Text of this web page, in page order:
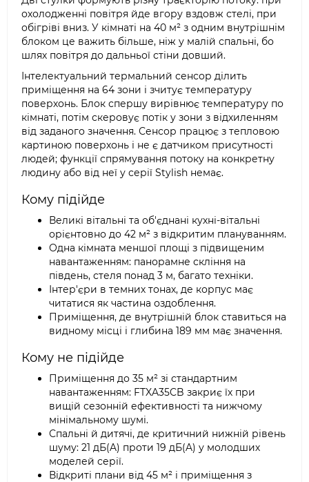
охолодженні повітря йде вгору вздовж стелі, при
обігріві вниз. У кімнаті на 40 м² з одним внутрішнім
блоком це важить більше, ніж у малій спальні, бо
шлях повітря до дальньої стіни довший.
Інтелектуальний термальний сенсор ділить
приміщення на 64 зони і зчитує температуру
поверхонь. Блок спершу вирівнює температуру по
кімнаті, потім скеровує потік у зони з відхиленням
від заданого значення. Сенсор працює з тепловою
картиною поверхонь і не є датчиком присутності
людей; функції спрямування потоку на конкретну
людину або від неї у серії Stylish немає.
Кому підійде
Великі вітальні та об'єднані кухні-вітальні
орієнтовно до 42 м² з відкритим плануванням.
Одна кімната меншої площі з підвищеним
навантаженням: панорамне скління на
південь, стеля понад 3 м, багато техніки.
Інтер'єри в темних тонах, де корпус має
читатися як частина оздоблення.
Приміщення, де внутрішній блок ставиться на
видному місці і глибина 189 мм має значення.
Кому не підійде
Приміщення до 35 м² зі стандартним
навантаженням: FTXA35CB закриє їх при
вищій сезонній ефективності та нижчому
мінімальному шумі.
Спальні й дитячі, де критичний нижній рівень
шуму: 21 дБ(A) проти 19 дБ(A) у молодших
моделей серії.
Відкриті плани від 45 м² і приміщення з